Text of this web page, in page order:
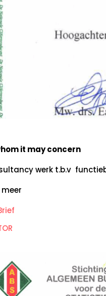
it may concern
werk t.b.v
meer